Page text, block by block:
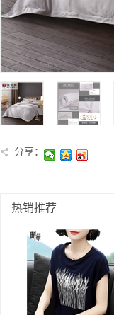
分享：
热销推荐